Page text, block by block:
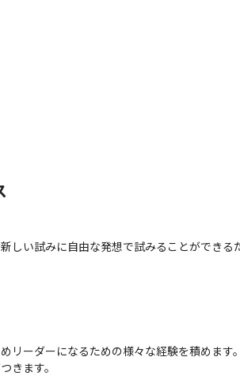
しい試みに自由な発想で試みることができる
リーダーになるための様々な経験を積めます。
きます。